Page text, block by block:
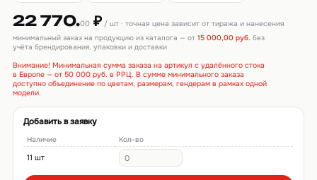
22 770.00₽/ шт · точная цена зависит от тиража и нанесения
минимальный заказ на продукцию из каталога — от 15 000,00 руб. без
учёта брендирования, упаковки и доставки
Внимание! Минимальная сумма заказа на артикул с удалённого стока
в Европе — от 50 000 руб. в РРЦ. В сумме минимального заказа
доступно объединение по цветам, размерам, гендерам в рамках одной
модели.
Добавить в заявку
Наличие Кол-во
11 шт